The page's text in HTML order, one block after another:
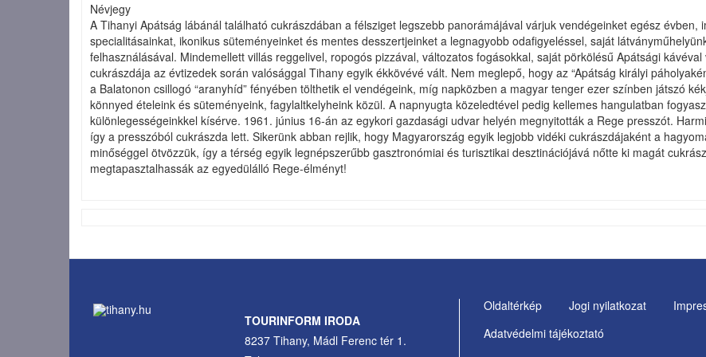
Névjegy
A Tihanyi Apátság lábánál található cukrászdában a félsziget legszebb panorámájával várjuk vendégeinket egész
specialitásainkat, ikonikus süteményeinket és mentes desszertjeinket a legnagyobb odafigyeléssel, saját
felhasználásával. Mindemellett villás reggelivel, ropogós pizzával, változatos fogásokkal, saját pörkölésű Apátsági
cukrászdája az évtizedek során valósággal Tihany egyik ékkövévé vált. Nem meglepő, hogy az “Apátság királyi
a Balatonon csillogó “aranyhíd” fényében tölthetik el vendégeink, míg napközben a magyar tenger ezer színben játszó
könnyed ételeink és süteményeink, fagylaltkelyheink közül. A napnyugta közeledtével pedig kellemes hangulatban
különlegességeinkkel kísérve. 1961. június 16-án az egykori gazdasági udvar helyén megnyitották a Rege presszót.
így a presszóból cukrászda lett. Sikerünk abban rejlik, hogy Magyarország egyik legjobb vidéki cukrászdájaként a
minőséggel ötvözzük, így a térség egyik legnépszerűbb gasztronómiai és turisztikai desztinációjává nőtte ki magát
megtapasztalhassák az egyedülálló Rege-élményt!
TOURINFORM IRODA
8237 Tihany, Mádl Ferenc tér 1.
Footer
Menu
Oldaltérkép Jogi nyilatkozat
Adatvédelmi tájékoztató